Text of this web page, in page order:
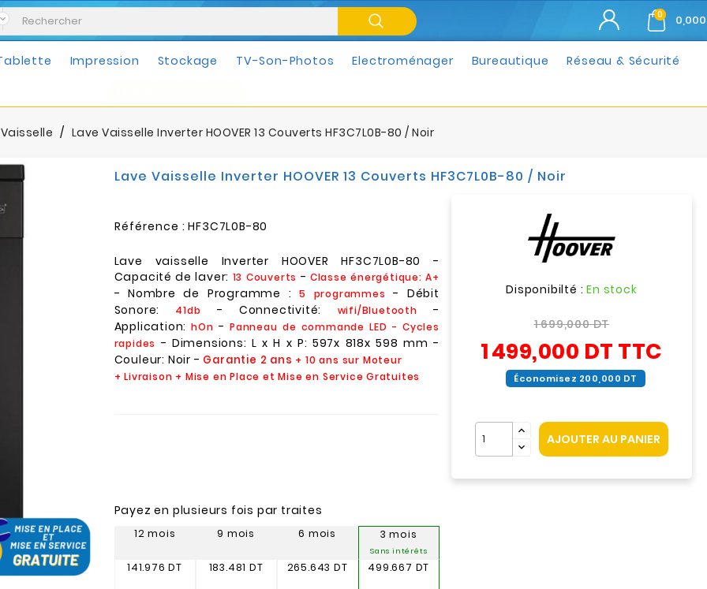
0
Impression Stockage TV-Son-Photos Electroménager Bureautique Réseau & Sécurité
Lave Vaisselle Inverter HOOVER 13 Couverts HF3C7L0B-80 / Noir
Lave Vaisselle Inverter HOOVER 13 Couverts HF3C7L0B-80 / Noir
Référence : HF3C7L0B-80
Lave vaisselle Inverter HOOVER HF3C7L0B-80 -
Capacité de laver: 13 Couverts - Classe énergétique: A+
- Nombre de Programme :5 programmes
- Débit
Sonore:
41db - Connectivité: wifi/Bluetooth
-
Application:hOn -Panneau de commande LED - Cycles
rapides - Dimensions: L x H x P: 597x 818x 598 mm -
Couleur: Noir - Garantie 2 ans + 10 ans sur Moteur
+ Livraison + Mise en Place et Mise en Service Gratuites
Disponibilté :En stock
1 699,000 DT
1 499,000 DT TTC
Économisez 200,000 DT
AJOUTER AU PANIER
Payez en plusieurs fois par traites
12 mois
141.976 DT
9 mois
183.481 DT
6 mois
265.643 DT
3 mois
Sans intérêts
499.667 DT